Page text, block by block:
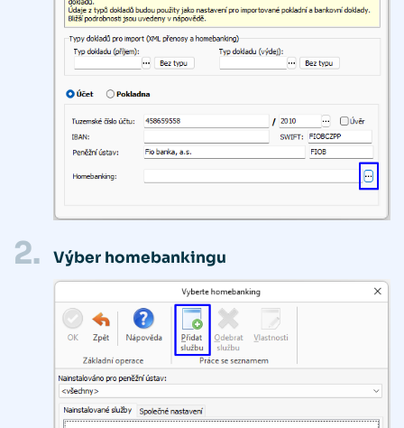
2. Výber homebankingu